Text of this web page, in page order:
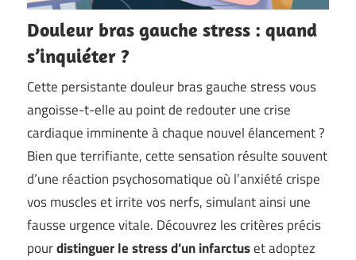
Douleur bras gauche stress : quand
s’inquiéter ?
Cette persistante douleur bras gauche stress vous
angoisse-t-elle au point de redouter une crise
cardiaque imminente à chaque nouvel élancement ?
Bien que terrifiante, cette sensation résulte souvent
d’une réaction psychosomatique où l’anxiété crispe
vos muscles et irrite vos nerfs, simulant ainsi une
fausse urgence vitale. Découvrez les critères précis
pourdistinguer le stress d’un infarctuset adoptez